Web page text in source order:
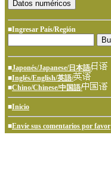
■Ingresar País/Región
■Japonés/Japanese/日本語/
■Inglés/English/英語/
■Chino/Chinese/中国語/
■Inicio
■Envíe sus comentarios por favor